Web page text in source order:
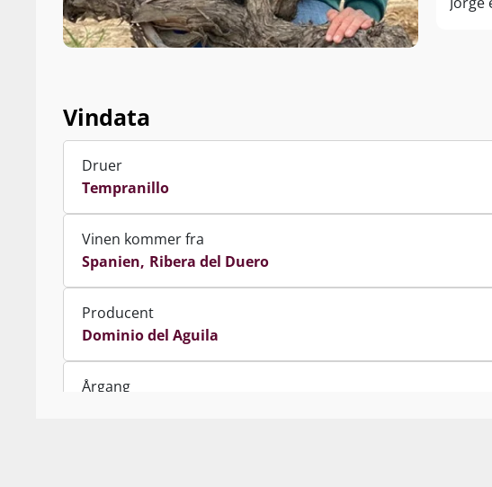
Vindata
Druer
Tempranillo
Vinen kommer fra
Spanien Ribera del Duero
Producent
Dominio del Aguila
Årgang